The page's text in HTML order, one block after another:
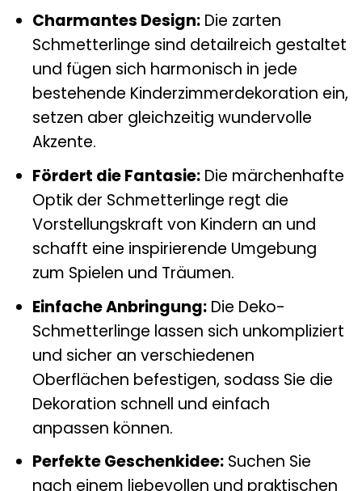
Charmantes Design:Die zarten
Schmetterlinge sind detailreich gestaltet
und fügen sich harmonisch in jede
bestehende Kinderzimmerdekoration ein,
setzen aber gleichzeitig wundervolle
Akzente.
Fördert die Fantasie:Die märchenhafte
Optik der Schmetterlinge regt die
Vorstellungskraft von Kindern an und
schafft eine inspirierende Umgebung
zum Spielen und Träumen.
Einfache Anbringung:Die Deko-
Schmetterlinge lassen sich unkompliziert
und sicher an verschiedenen
Oberflächen befestigen, sodass Sie die
Dekoration schnell und einfach
anpassen können.
Perfekte Geschenkidee:Suchen Sie
nach einem liebevollen und praktischen